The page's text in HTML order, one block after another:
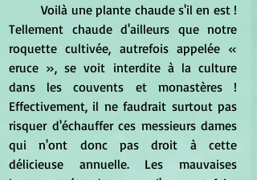
	Voilà une plante chaude s'il en est !
Tellement chaude d'ailleurs que notre
roquette cultivée, autrefois appelée «
eruce », se voit interdite à la culture
dans les couvents et monastères !
Effectivement, il ne faudrait surtout pas
risquer d'échauffer ces messieurs dames
qui n'ont donc pas droit à cette
délicieuse annuelle. Les mauvaises